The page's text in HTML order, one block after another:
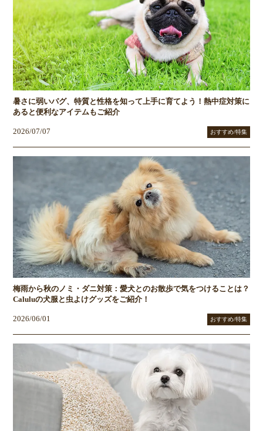
暑さに弱いパグ、特質と性格を知って上手に育てよう！熱中症対策に
あると便利なアイテムもご紹介
2026/07/07 おすすめ/特集
梅雨から秋のノミ・ダニ対策：愛犬とのお散歩で気をつけることは？
Caluluの犬服と虫よけグッズをご紹介！
2026/06/01 おすすめ/特集